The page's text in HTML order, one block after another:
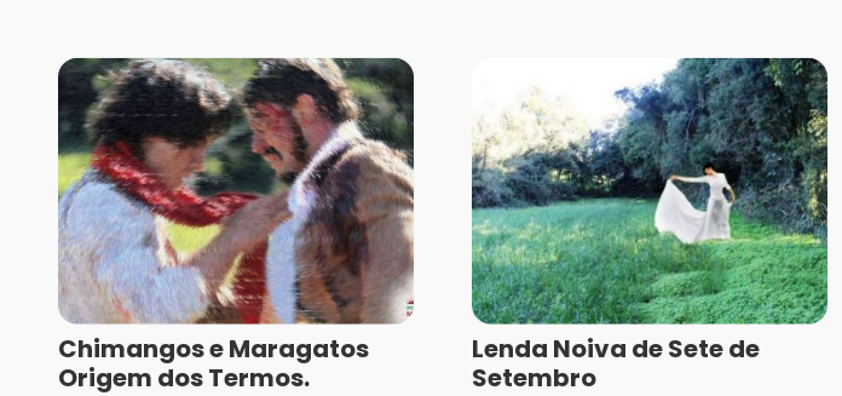
Chimangos e Maragatos
Origem dos Termos.
Lenda Noiva de Sete de
Setembro